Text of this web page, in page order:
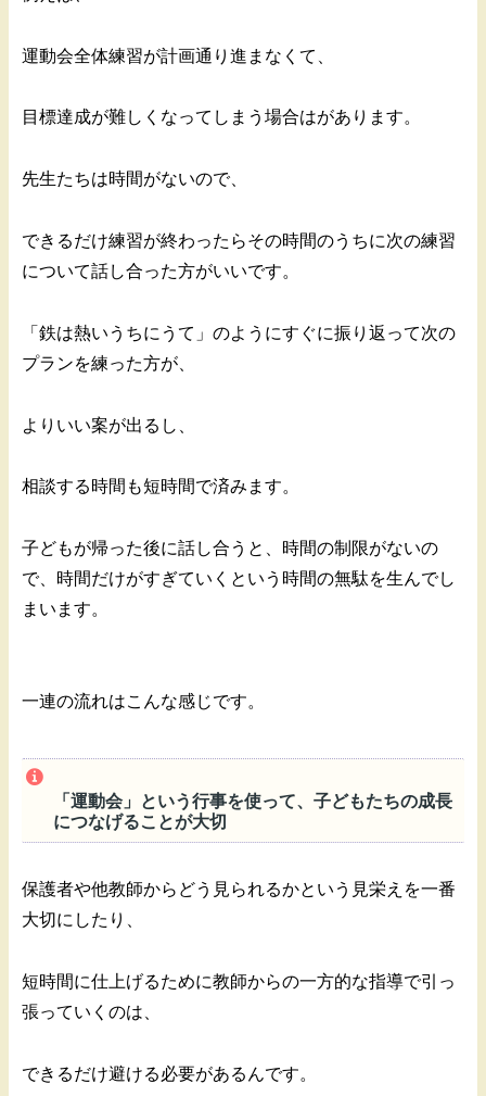
運動会全体練習が計画通り進まなくて、
目標達成が難しくなってしまう場合はがあります。
先生たちは時間がないので、
できるだけ練習が終わったらその時間のうちに次の練習
について話し合った方がいいです。
「鉄は熱いうちにうて」のようにすぐに振り返って次の
プランを練った方が、
よりいい案が出るし、
相談する時間も短時間で済みます。
子どもが帰った後に話し合うと、時間の制限がないの
で、時間だけがすぎていくという時間の無駄を生んでし
まいます。
一連の流れはこんな感じです。
「運動会」という行事を使って、子どもたちの成長
につなげることが大切
保護者や他教師からどう見られるかという見栄えを一番
大切にしたり、
短時間に仕上げるために教師からの一方的な指導で引っ
張っていくのは、
できるだけ避ける必要があるんです。